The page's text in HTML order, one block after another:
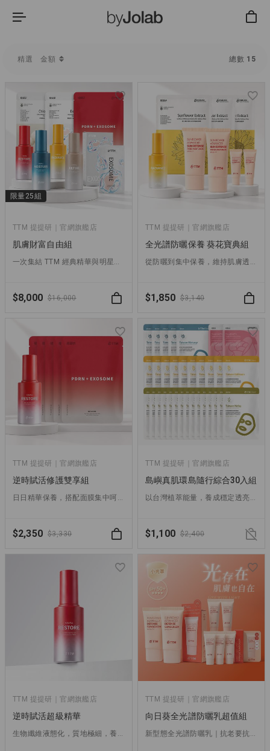
精選 金額 總數 15
限量25組
TTM 提提研｜官網旗艦店
肌膚財富自由組
一次集結 TTM 經典精華與明星面膜，打造完整保養儀式
$8,000 $16,000
TTM 提提研｜官網旗艦店
全光譜防曬保養 葵花寶典組
從防曬到集中保養，維持肌膚透亮光采
$1,850 $3,140
TTM 提提研｜官網旗艦店
逆時賦活修護雙享組
日日精華保養，搭配面膜集中呵護，重賦肌膚彈潤光采
$2,350 $3,330
TTM 提提研｜官網旗艦店
島嶼真肌環島隨行綜合30入組
以台灣植萃能量，養成穩定透亮的真實膚況
$1,100 $2,400
TTM 提提研｜官網旗艦店
逆時賦活超級精華
生物纖維液態化，質地極細，養分直輸，超越精華的新選擇。
TTM 提提研｜官網旗艦店
向日葵全光譜防曬乳超值組
新型態全光譜防曬乳｜抗老要抗得漂亮，就從全面抵禦光害開始